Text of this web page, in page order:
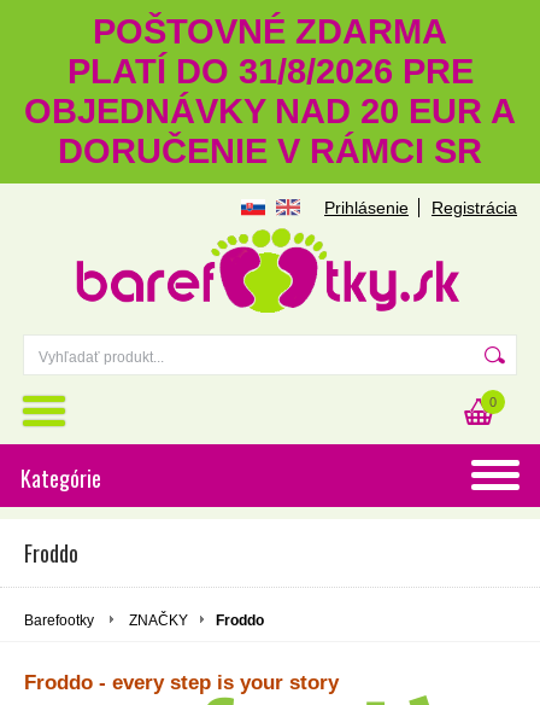
POŠTOVNÉ ZDARMA
PLATÍ DO 31/8/2026 PRE
OBJEDNÁVKY NAD 20 EUR A
DORUČENIE V RÁMCI SR
Prihlásenie Registrácia
0
Kategórie
Froddo
Barefootky ZNAČKY Froddo
Froddo - every step is your story